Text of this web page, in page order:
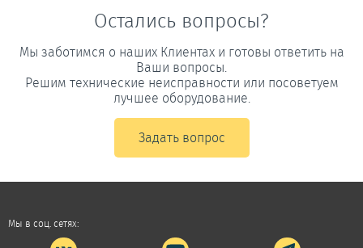
Остались вопросы?
Мы заботимся о наших Клиентах и готовы ответить на
Ваши вопросы.
Решим технические неисправности или посоветуем
лучшее оборудование.
Задать вопрос
Мы в соц. сетях: